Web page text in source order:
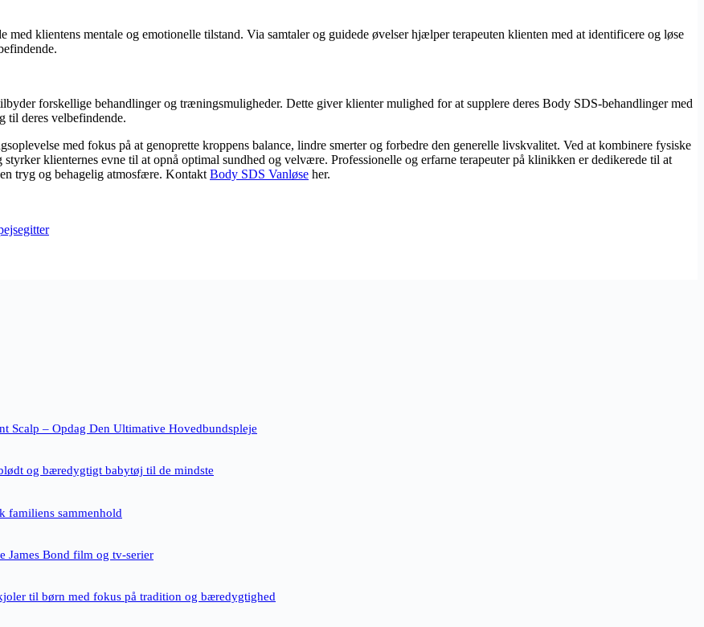
klientens mentale og emotionelle tilstand. Via samtaler og guidede øvelser hjælper terapeuten klienten med at identificere og løse
forskellige behandlinger og træningsmuligheder. Dette giver klienter mulighed for at supplere deres Body SDS-behandlinger med
til deres velbefindende.
med fokus på at genoprette kroppens balance, lindre smerter og forbedre den generelle livskvalitet. Ved at kombinere fysiske
klienternes evne til at opnå optimal sundhed og velvære. Professionelle og erfarne terapeuter på klinikken er dedikerede til at
tryg og behagelig atmosfære. Kontakt Body SDS Vanløse her.
Scalp – Opdag Den Ultimative Hovedbundspleje
og bæredygtigt babytøj til de mindste
familiens sammenhold
James Bond film og tv-serier
til børn med fokus på tradition og bæredygtighed